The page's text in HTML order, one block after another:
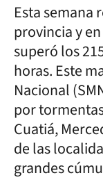
Esta semana
provincia y
superó los
horas. Este
Nacional
por
Cuatiá,
de las
grandes